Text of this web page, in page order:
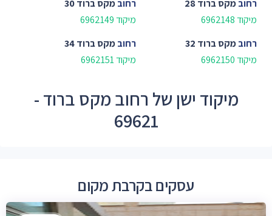
רחובמקס ברוד 28
מיקוד 6962148
רחובמקס ברוד 30
מיקוד 6962149
רחובמקס ברוד 32
מיקוד 6962150
רחובמקס ברוד 34
מיקוד 6962151
מיקוד ישן של רחוב מקס ברוד -
69621
עסקים בקרבת מקום